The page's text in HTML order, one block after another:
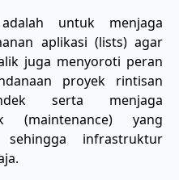
untuk menjaga
aplikasi (lists) agar
juga menyoroti peran
proyek rintisan
serta menjaga
(maintenance) yang
sehingga infrastruktur